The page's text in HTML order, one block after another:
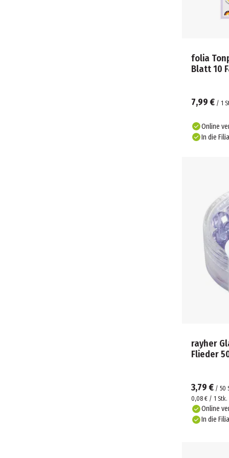
folia
Blatt 10
7,99 € / 1
Online
In die
rayher
Flieder
3,79 € / 50
0,08 € / 1 Stk.
Online
In die